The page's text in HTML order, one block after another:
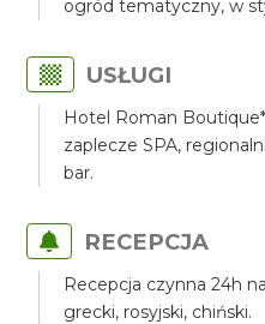
ogród tematyczny, w
USŁUGI
Hotel Roman
zaplecze SPA,
bar.
RECEPCJA
Recepcja czynna 24h
grecki, rosyjski, chiński.